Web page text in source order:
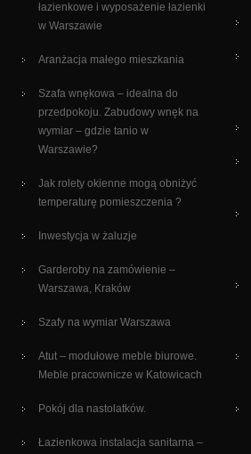
łazienkowe i wyposażenie łazienki
w Warszawie
Aranżacja małego mieszkania
Szafa wnękowa – idealna do
przedpokoju. Zabudowy wnęk na
wymiar – gdzie tanio w
Warszawie?
Jak rolety okienne mogą obniżyć
temperaturę pomieszczenia ?
Inwestycja w żaluzje
Garderoby na zamówienie –
Warszawa, Kraków
Szafy na wymiar Warszawa
Atut – modułowe meble biurowe.
Meble pracownicze w Katowicach
Pokój dla nastolatków.
Łazienkowa instalacja sanitarna –